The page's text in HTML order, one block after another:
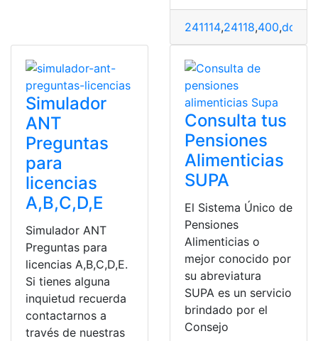
241114,24118,400,
Simulador
ANT
Preguntas
para
licencias
A,B,C,D,E
Simulador ANT
Preguntas para
licencias A,B,C,D,E.
Si tienes alguna
inquietud recuerda
contactarnos a
través de nuestras
Consulta tus
Pensiones
Alimenticias
SUPA
El Sistema Único de
Pensiones
Alimenticias o
mejor conocido por
su abreviatura
SUPA es un servicio
brindado por el
Consejo